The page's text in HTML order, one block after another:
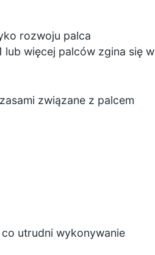
rozwoju palca
lub więcej palców zgina się w
związane z palcem
utrudni wykonywanie